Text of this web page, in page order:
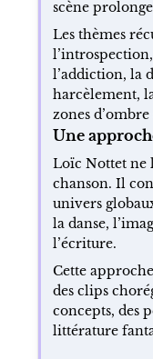
scène
Les thèmes
l’addiction, la
harcèlement,
zones
Une
Loïc Nottet ne
chanson. Il
univers
la danse,
l’écriture.
Cette
des clips
concepts, des
littérature